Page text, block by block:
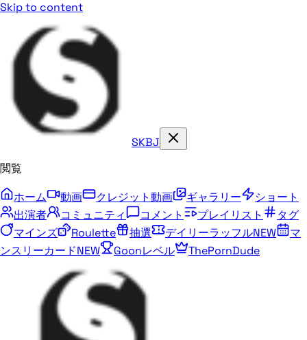
Skip to content
SKBJ
閲覧
ホーム
動画 クレジット動画 ギャラリー
ショート
出演者
コミュニティ コメント プレイリスト
タグ
マインズ
Roulette 抽選 デイリーラッフルNEW
マ
ンスリーカードNEW Goonレベル ThePornDude